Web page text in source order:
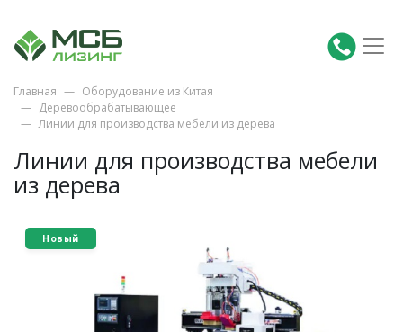
Главная
Оборудование из Китая
Деревообрабатывающее
Линии для производства мебели из дерева
Линии для производства мебели
из дерева
Новый